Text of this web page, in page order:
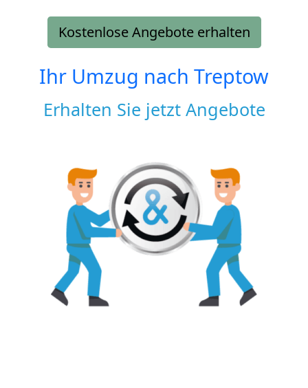
Kostenlose Angebote erhalten
Ihr Umzug nach Treptow
Erhalten Sie jetzt Angebote